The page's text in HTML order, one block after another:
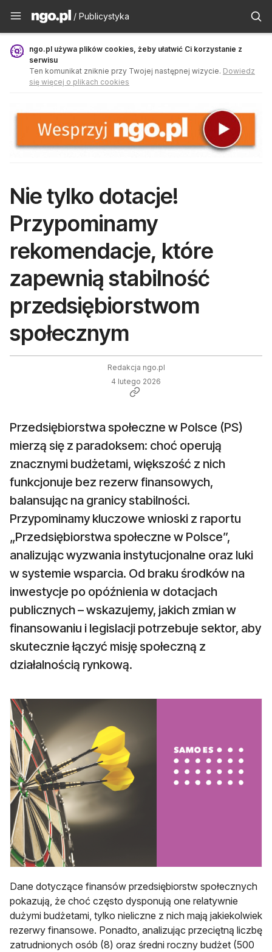
Publicystyka - ngo.pl
/ Publicystyka
ngo.pl używa plików cookies, żeby ułatwić Ci korzystanie z
serwisu
Ten komunikat zniknie przy Twojej następnej wizycie. Dowiedz
się więcej o plikach cookies
Nie tylko dotacje!
Przypominamy
rekomendacje, które
zapewnią stabilność
przedsiębiorstwom
społecznym
Redakcja ngo.pl
4 lutego 2026
Przedsiębiorstwa społeczne w Polsce (PS)
mierzą się z paradoksem: choć operują
znacznymi budżetami, większość z nich
funkcjonuje bez rezerw finansowych,
balansując na granicy stabilności.
Przypominamy kluczowe wnioski z raportu
„Przedsiębiorstwa społeczne w Polsce”,
analizując wyzwania instytucjonalne oraz luki
w systemie wsparcia. Od braku środków na
inwestycje po opóźnienia w dotacjach
publicznych – wskazujemy, jakich zmian w
finansowaniu i legislacji potrzebuje sektor, aby
skutecznie łączyć misję społeczną z
działalnością rynkową.
Dane dotyczące finansów przedsiębiorstw społecznych
pokazują, że choć często dysponują one relatywnie
dużymi budżetami, tylko nieliczne z nich mają jakiekolwiek
rezerwy finansowe. Ponadto, analizując przeciętną liczbę
zatrudnionych osób (8) oraz średni roczny budżet (500